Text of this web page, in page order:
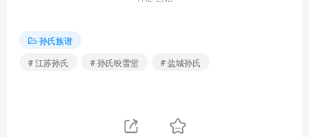
孙氏族谱
# 江苏孙氏
# 孙氏映雪堂 # 盐城孙氏